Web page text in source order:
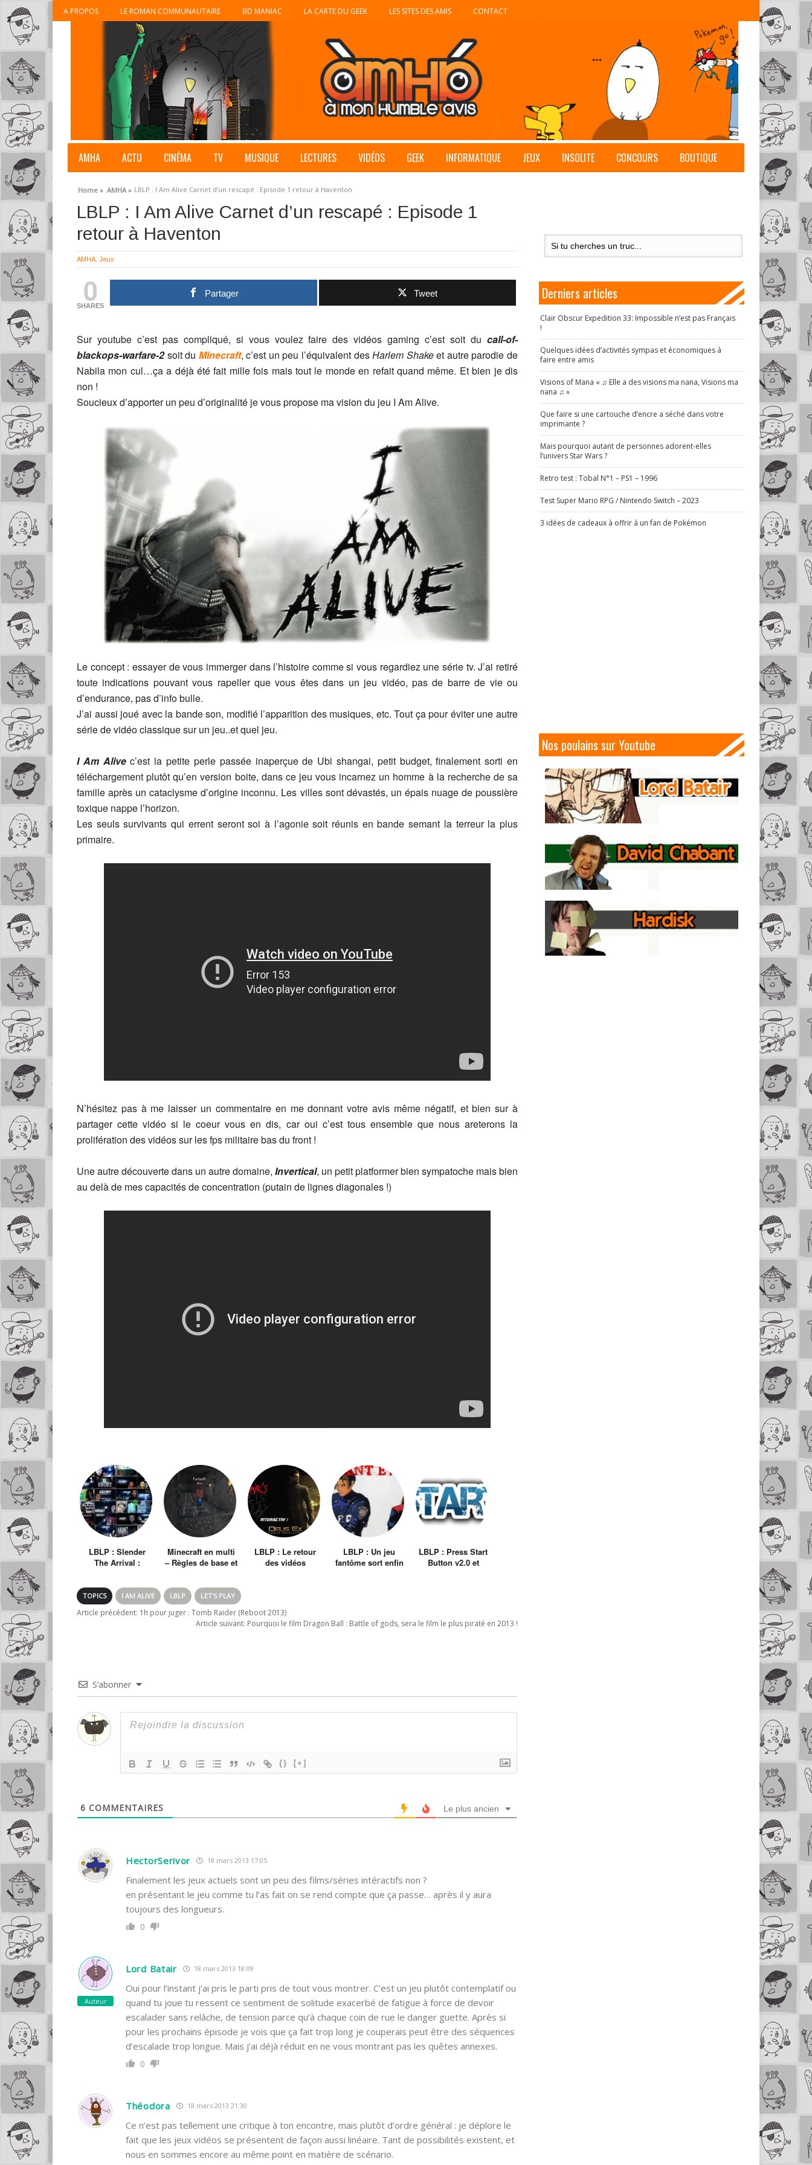
A PROPOS LE ROMAN COMMUNAUTAIRE BD MANIAC LA CARTE DU GEEK LES SITES DES AMIS CONTACT
AMHA ACTU CINÉMA TV MUSIQUE LECTURES VIDÉOS GEEK INFORMATIQUE JEUX INSOLITE CONCOURS BOUTIQUE
Home » AMHA » LBLP : I Am Alive Carnet d’un rescapé : Episode 1 retour à Haventon
LBLP : I Am Alive Carnet d’un rescapé : Episode 1
retour à Haventon
AMHA Jeux
0
SHARES
Partager Tweet
Sur youtube c’est pas compliqué, si vous voulez faire des vidéos gaming c’est soit du call-of-
blackops-warfare-2soit du Minecraft, c’est un peu l’équivalent desHarlem Shakeet autre parodie de
Nabila mon cul…ça a déjà été fait mille fois mais tout le monde en refait quand même. Et bien je dis
non !
Soucieux d’apporter un peu d’originalité je vous propose ma vision du jeu I Am Alive.
Le concept : essayer de vous immerger dans l’histoire comme si vous regardiez une série tv. J’ai retiré
toute indications pouvant vous rapeller que vous êtes dans un jeu vidéo, pas de barre de vie ou
d’endurance, pas d’info bulle.
J’ai aussi joué avec la bande son, modifié l’apparition des musiques, etc. Tout ça pour éviter une autre
série de vidéo classique sur un jeu..et quel jeu.
I Am Alivec’est la petite perle passée inaperçue de Ubi shangai, petit budget, finalement sorti en
téléchargement plutôt qu’en version boite, dans ce jeu vous incarnez un homme à la recherche de sa
famille après un cataclysme d’origine inconnu. Les villes sont dévastés, un épais nuage de poussière
toxique nappe l’horizon.
Les seuls survivants qui errent seront soi à l’agonie soit réunis en bande semant la terreur la plus
primaire.
N’hésitez pas à me laisser un commentaire en me donnant votre avis même négatif, et bien sur à
partager cette vidéo si le coeur vous en dis, car oui c’est tous ensemble que nous areterons la
prolifération des vidéos sur les fps militaire bas du front !
Une autre découverte dans un autre domaine, Invertical, un petit platformer bien sympatoche mais bien
au delà de mes capacités de concentration (putain de lignes diagonales !)
LBLP : Slender
The Arrival :
gaming sur
Youtube.
Minecraft en multi
– Règles de base et
LBLP : Le retour
des vidéos
LBLP : Un jeu
fantôme sort enfin
LBLP : Press Start
Button v2.0 et
TOPICS I AM ALIVE LBLP LET'S PLAY
Article précédent: 1h pour juger : Tomb Raider (Reboot 2013)
Article suivant: Pourquoi le film Dragon Ball : Battle of gods, sera le film le plus piraté en 2013 !
S’abonner
{} [+]
6 COMMENTAIRES Le plus ancien
HectorSerivor 18 mars 2013 17:05
Finalement les jeux actuels sont un peu des films/séries intéractifs non ?
en présentant le jeu comme tu l’as fait on se rend compte que ça passe… après il y aura
toujours des longueurs.
0
Auteur
Lord Batair 18 mars 2013 18:09
Oui pour l’instant j’ai pris le parti pris de tout vous montrer. C’est un jeu plutôt contemplatif ou
quand tu joue tu ressent ce sentiment de solitude exacerbé de fatigue à force de devoir
escalader sans relâche, de tension parce qu’à chaque coin de rue le danger guette. Après si
pour les prochains épisode je vois que ça fait trop long je couperais peut être des séquences
d’escalade trop longue. Mais j’ai déjà réduit en ne vous montrant pas les quêtes annexes.
0
Théodora 18 mars 2013 21:30
Ce n’est pas tellement une critique à ton encontre, mais plutôt d’ordre général : je déplore le
fait que les jeux vidéos se présentent de façon aussi linéaire. Tant de possibilités existent, et
nous en sommes encore au même point en matière de scénario.
Derniers articles
Clair Obscur Expedition 33: Impossible n’est pas Français
!
Quelques idées d’activités sympas et économiques à
faire entre amis
Visions of Mana « ♫ Elle a des visions ma nana, Visions ma
nana ♫ »
Que faire si une cartouche d’encre a séché dans votre
imprimante ?
Mais pourquoi autant de personnes adorent-elles
l’univers Star Wars ?
Retro test : Tobal N°1 – PS1 – 1996
Test Super Mario RPG / Nintendo Switch – 2023
3 idées de cadeaux à offrir à un fan de Pokémon
Nos poulains sur Youtube